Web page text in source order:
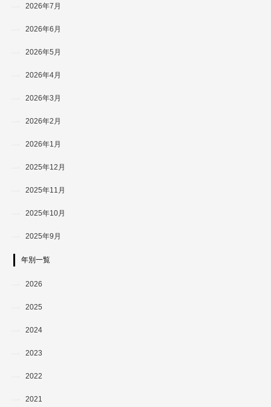
2026年7月
2026年6月
2026年5月
2026年4月
2026年3月
2026年2月
2026年1月
2025年12月
2025年11月
2025年10月
2025年9月
年別一覧
2026
2025
2024
2023
2022
2021